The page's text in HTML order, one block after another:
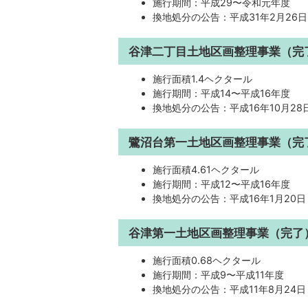
施行期間：平成29〜令和元年度
換地処分の公告：平成31年2月26日
谷津二丁目土地区画整理事業（完
施行面積1.4ヘクタール
施行期間：平成14〜平成16年度
換地処分の公告：平成16年10月28
鷺沼台第一土地区画整理事業（完
施行面積4.61ヘクタール
施行期間：平成12〜平成16年度
換地処分の公告：平成16年1月20日
谷津第一土地区画整理事業（完了）
施行面積0.68ヘクタール
施行期間：平成9〜平成11年度
換地処分の公告：平成11年8月24日